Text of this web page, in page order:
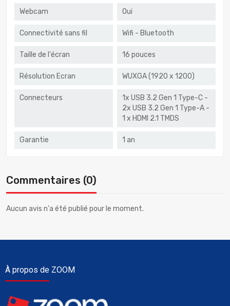
Webcam Oui
Connectivité sans fil Wifi - Bluetooth
Taille de l'écran 16 pouces
Résolution Ecran WUXGA (1920 x 1200)
Connecteurs
1x USB 3.2 Gen 1 Type-C -
2x USB 3.2 Gen 1 Type-A -
1 x HDMI 2.1 TMDS
Garantie 1 an
Commentaires (0)
Aucun avis n'a été publié pour le moment.
À propos de ZOOM